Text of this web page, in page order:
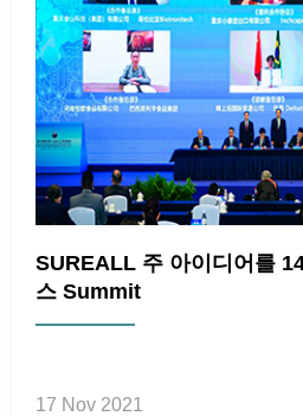
SUREALL 주 아이디어를
스 Summit
17 Nov 2021